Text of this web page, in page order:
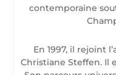
contemporaine
En 1997, il rejoint
Christiane Steffen. Il